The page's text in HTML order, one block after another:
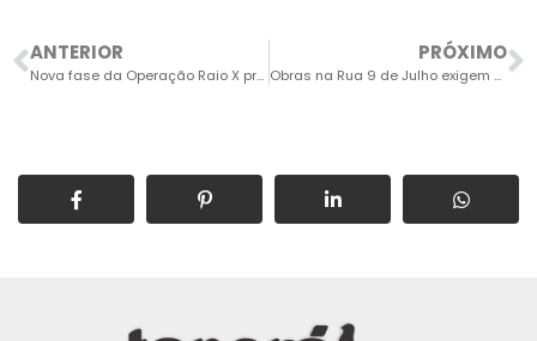
ANTERIOR
Nova fase da Operação Raio X prende administrador de empresas em Salto
PRÓXIMO
Obras na Rua 9 de Julho exigem atenção de todos